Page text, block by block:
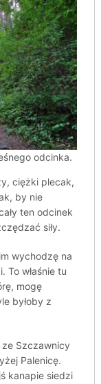
odcinka.
ciężki plecak,
by nie
ten odcinek
siły.
wychodzę na
To właśnie tu
mogę
byłoby z
Szczawnicy
Palenicę.
kanapie siedzi